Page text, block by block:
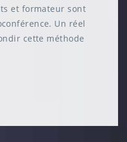
et formateur sont
Un réel
cette méthode